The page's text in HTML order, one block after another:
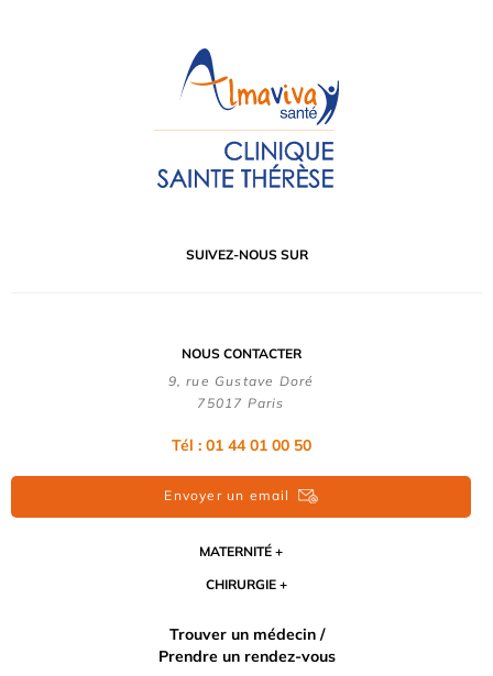
SUIVEZ-NOUS SUR
NOUS CONTACTER
9, rue Gustave Doré
75017 Paris
Tél : 01 44 01 00 50
Envoyer un email
MATERNITÉ
CHIRURGIE
Trouver un médecin /
Prendre un rendez-vous